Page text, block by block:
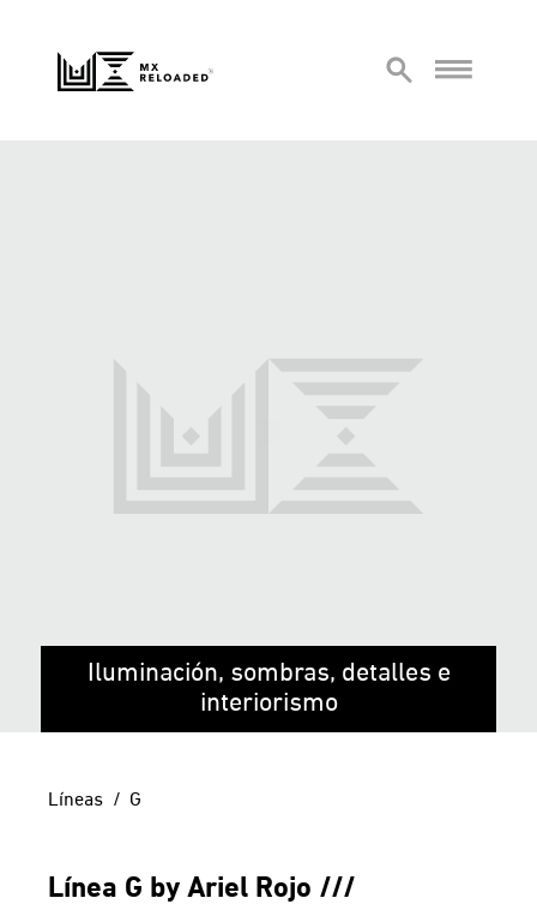
Iluminación, sombras, detalles e
interiorismo
Líneas G
Línea G by Ariel Rojo